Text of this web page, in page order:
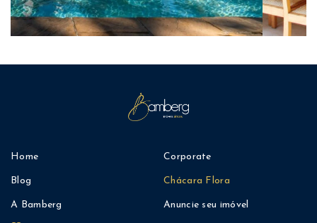
Home
Blog
A Bamberg
Corporate
Chácara Flora
Anuncie seu imóvel